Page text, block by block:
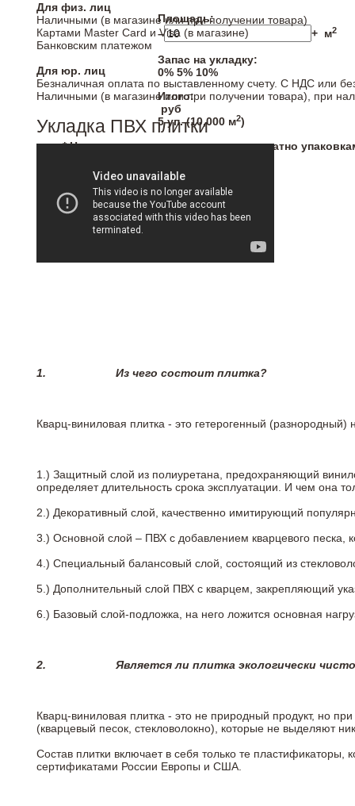
Площадь:
–
+ м2
Запас на укладку:
0% 5% 10%
Итого:
руб
5уп. (10,000 м2)
* Напольные покрытия продаются кратно
Для физ. лиц
Наличными (в магазине или при получении товара)
Картами Master Card и Visa (в магазине)
Банковским платежом
Для юр. лиц
Безналичная оплата по выставленному счету. С НДС или
Наличными (в магазине или при получении товара), при
Укладка ПВХ плитки
1. Из чего состоит плитка?
Кварц-виниловая плитка - это гетерогенный
1.) Защитный слой из полиуретана, предохраняющий
определяет длительность срока эксплуатации. И чем она
2.) Декоративный слой, качественно имитирующий
3.) Основной слой – ПВХ с добавлением кварцевого песка,
4.) Специальный балансовый слой, состоящий из
5.) Дополнительный слой ПВХ с кварцем, закрепляющий
6.) Базовый слой-подложка, на него ложится основная
2. Является ли плитка экологически
Кварц-виниловая плитка - это не природный продукт, но
(кварцевый песок, стекловолокно), которые не выделяют
Состав плитки включает в себя только те
сертификатами России Европы и США.